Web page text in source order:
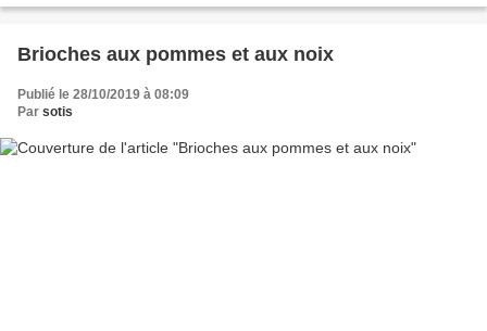
Brioches aux pommes et aux noix
Publié le 28/10/2019 à 08:09
Par sotis